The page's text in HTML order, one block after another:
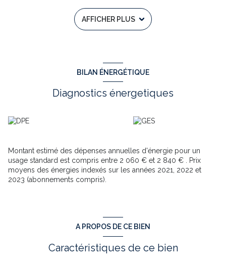
: l'espace de nuit se compose d'un grand palier , ayant
un placard encastré, un débarras sous l 'escalier puis 2
chambres dont une avec un placard, un escalier donnant accès
pièce libre, et une autre pièce pouvant aussi servir de chambre.
appartement à rénover selon vos désirs. Cette maison offre de
multiples possibilités à chaque étage (bureau, pièce de
Puis dans un cadre verdoyant, vous trouverez un grand plan
d'eau, ou vous découvrirez de multiples activitées. (télesky
Tower-Immobilier : Référence de l' annonce n° 13291
Date de réalisation du DPE le 12 juin 2025.
Honoraires d'agence à la charge du vendeur.
En ce qui concerne le prix, elle est de
immobilier.fr, tél : 06 59 13 33 49 ---- RSAC 951 075 332 ,
Annonce proposée par un agent commercial
AFFICHER PLUS
BILAN ÉNERGÉTIQUE
Diagnostics énergetiques
Montant estimé des dépenses annuelles d'énergie pour un
usage standard est compris entre 2 060 € et 2 840 € . Prix
moyens des énergies indexés sur les années 2021, 2022 et
2023 (abonnements compris).
A PROPOS DE CE BIEN
Caractéristiques de ce bien